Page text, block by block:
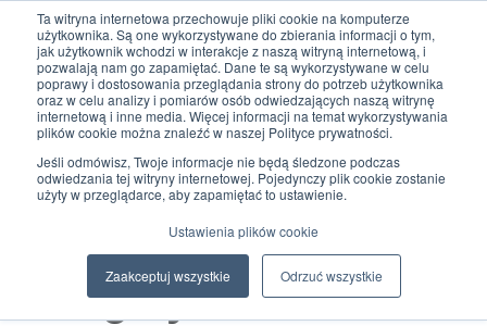
Ta witryna internetowa przechowuje pliki cookie na komputerze
użytkownika. Są one wykorzystywane do zbierania informacji o tym,
jak użytkownik wchodzi w interakcje z naszą witryną internetową, i
pozwalają nam go zapamiętać. Dane te są wykorzystywane w celu
poprawy i dostosowania przeglądania strony do potrzeb użytkownika
oraz w celu analizy i pomiarów osób odwiedzających naszą witrynę
internetową i inne media. Więcej informacji na temat wykorzystywania
plików cookie można znaleźć w naszej Polityce prywatności.
Jeśli odmówisz, Twoje informacje nie będą śledzone podczas
odwiedzania tej witryny internetowej. Pojedynczy plik cookie zostanie
użyty w przeglądarce, aby zapamiętać to ustawienie.
Ustawienia plików cookie
Zaakceptuj wszystkie Odrzuć wszystkie
0,00zł 0
Strona główna/oczyszczanie energetyczne
Sklep: oczyszczanie
energetyczne